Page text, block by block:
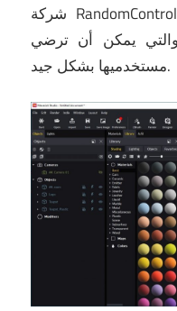
شركة RandomControl لكم ، الناشطين في مجالات
والتي يمكن أن ترضي
مستخدميها بشكل جيد.